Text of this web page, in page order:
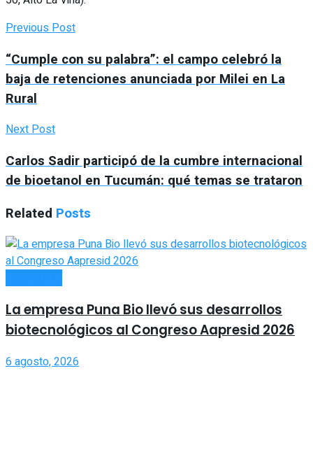
Previous Post
“Cumple con su palabra”: el campo celebró la
baja de retenciones anunciada por Milei en La
Rural
Next Post
Carlos Sadir participó de la cumbre internacional
de bioetanol en Tucumán: qué temas se trataron
Related Posts
La empresa Puna Bio llevó sus desarrollos
biotecnológicos al Congreso Aapresid 2026
6 agosto, 2026